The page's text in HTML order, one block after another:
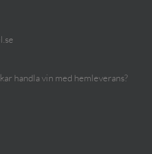
handla vin med hemleverans?